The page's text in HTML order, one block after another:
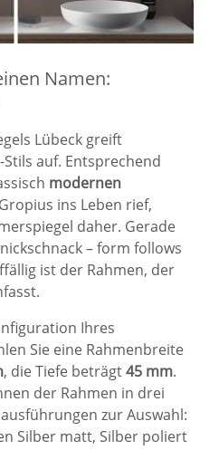
Namen:
Lübeck greift
-Stils auf. Entsprechend
modernen
ins Leben rief,
daher. Gerade
– form follows
ist der Rahmen, der
Ihres
Sie eine Rahmenbreite
, die Tiefe beträgt45 mm.
der Rahmen in drei
zur Auswahl:
Silber matt, Silber poliert